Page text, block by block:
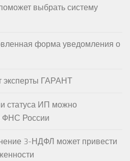
выбрать систему
форма уведомления о
эксперты ГАРАНТ
статуса ИП можно
ФНС России
3-НДФЛ может привести